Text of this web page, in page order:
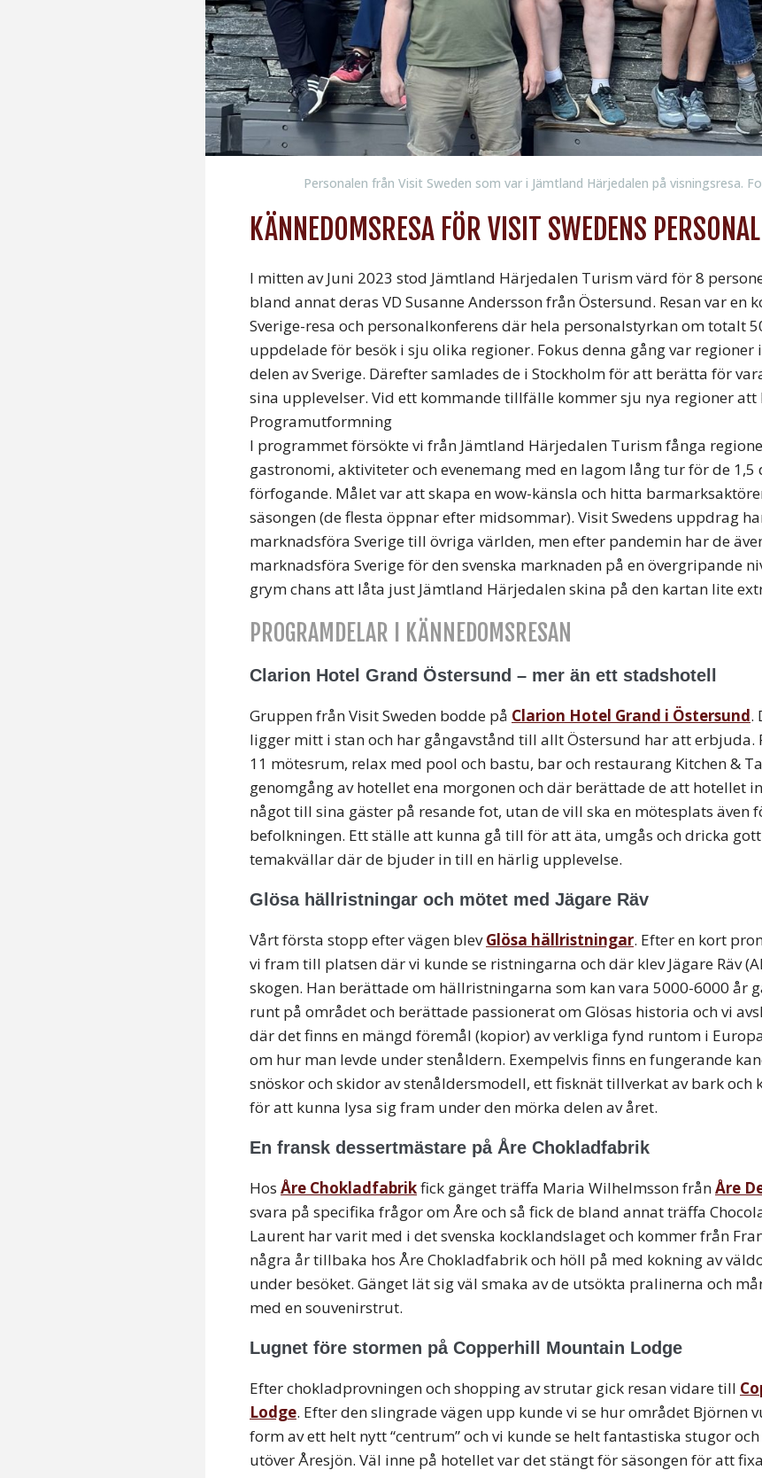
Personalen från Visit Sweden som var i Jämtland Härjedalen på visningsresa.
KÄNNEDOMSRESA FÖR VISIT SWEDENS PERSONAL
I mitten av Juni 2023 stod Jämtland Härjedalen Turism värd för 8
bland annat deras VD Susanne Andersson från Östersund. Resan var en
Sverige-resa och personalkonferens där hela personalstyrkan om totalt
uppdelade för besök i sju olika regioner. Fokus denna gång var regioner
delen av Sverige. Därefter samlades de i Stockholm för att berätta för
sina upplevelser. Vid ett kommande tillfälle kommer sju nya regioner att
Programutformning
I programmet försökte vi från Jämtland Härjedalen Turism fånga
gastronomi, aktiviteter och evenemang med en lagom lång tur för de
förfogande. Målet var att skapa en wow-känsla och hitta
säsongen (de flesta öppnar efter midsommar). Visit Swedens uppdrag
marknadsföra Sverige till övriga världen, men efter pandemin har de
marknadsföra Sverige för den svenska marknaden på en övergripande
grym chans att låta just Jämtland Härjedalen skina på den kartan lite
PROGRAMDELAR I KÄNNEDOMSRESAN
Clarion Hotel Grand Östersund – mer än ett stadshotell
Gruppen från Visit Sweden bodde på Clarion Hotel Grand i Östersund.
ligger mitt i stan och har gångavstånd till allt Östersund har att
11 mötesrum, relax med pool och bastu, bar och restaurang Kitchen &
genomgång av hotellet ena morgonen och där berättade de att hotellet
något till sina gäster på resande fot, utan de vill ska en mötesplats även
befolkningen. Ett ställe att kunna gå till för att äta, umgås och dricka
temakvällar där de bjuder in till en härlig upplevelse.
Glösa hällristningar och mötet med Jägare Räv
Vårt första stopp efter vägen blevGlösa hällristningar. Efter en kort
vi fram till platsen där vi kunde se ristningarna och där klev Jägare Räv
skogen. Han berättade om hällristningarna som kan vara 5000-6000 år
runt på området och berättade passionerat om Glösas historia och vi
där det finns en mängd föremål (kopior) av verkliga fynd runtom i
om hur man levde under stenåldern. Exempelvis finns en fungerande
snöskor och skidor av stenåldersmodell, ett fisknät tillverkat av bark
för att kunna lysa sig fram under den mörka delen av året.
En fransk dessertmästare på Åre Chokladfabrik
Hos Åre Chokladfabrikfick gänget träffa Maria Wilhelmsson frånÅre
svara på specifika frågor om Åre och så fick de bland annat träffa
Laurent har varit med i det svenska kocklandslaget och kommer från
några år tillbaka hos Åre Chokladfabrik och höll på med kokning av
under besöket. Gänget lät sig väl smaka av de utsökta pralinerna och
med en souvenirstrut.
Lugnet före stormen på Copperhill Mountain Lodge
Efter chokladprovningen och shopping av strutar gick resan vidare till
Lodge. Efter den slingrade vägen upp kunde vi se hur området Björnen
form av ett helt nytt “centrum” och vi kunde se helt fantastiska stugor
utöver Åresjön. Väl inne på hotellet var det stängt för säsongen för att